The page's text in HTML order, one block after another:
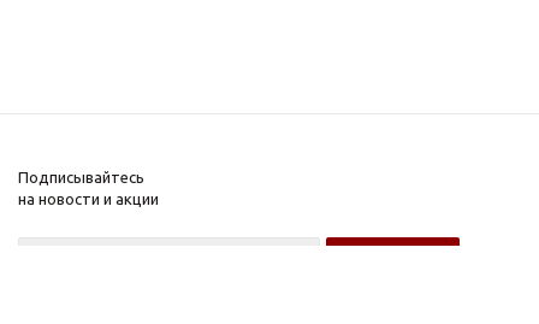
Подписывайтесь
на новости и акции